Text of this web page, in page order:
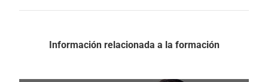
Información relacionada a la formación